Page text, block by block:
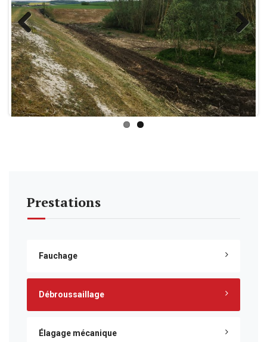
Previous Next
Prestations
Fauchage
Débroussaillage
Élagage mécanique